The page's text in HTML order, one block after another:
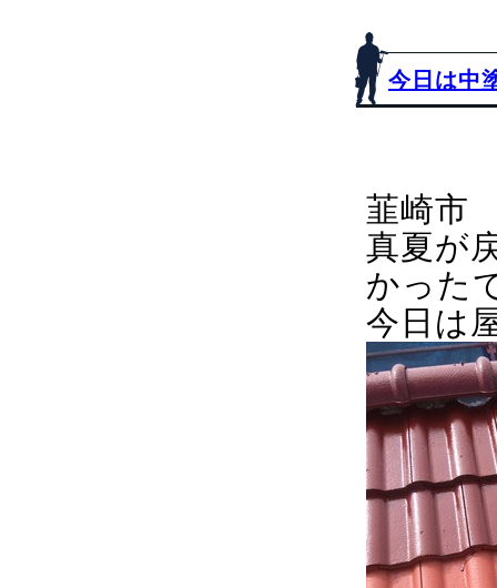
今日は中
韮崎市
真夏が
かった
今日は